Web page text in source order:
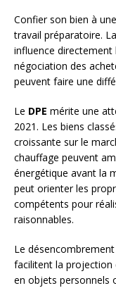
Confier son bien à
travail préparatoire.
influence directement
négociation des
peuvent faire une
Le DPE mérite une
2021. Les biens
croissante sur le
chauffage peuvent
énergétique avant la
peut orienter les
compétents pour
raisonnables.
Le
facilitent la projection
en objets personnels